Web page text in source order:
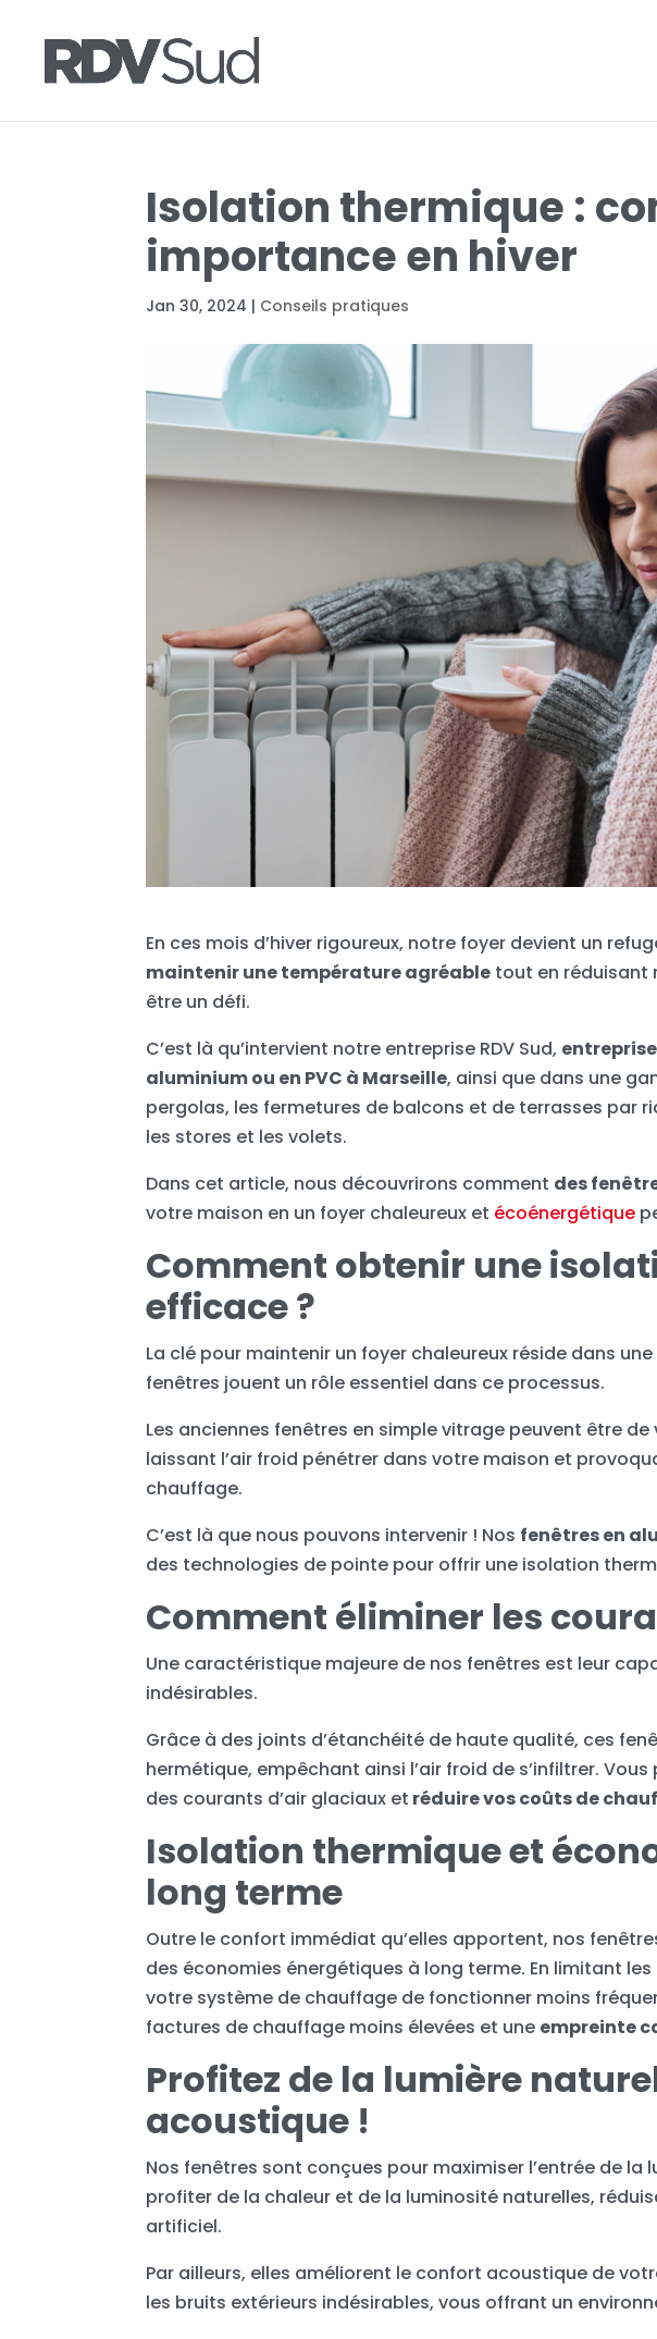
Isolation thermique :
importance en hiver
Jan 30, 2024 | Conseils pratiques
En ces mois d’hiver rigoureux, notre foyer devient un
maintenir une température agréable tout en réduisant
être un défi.
C’est là qu’intervient notre entreprise RDV Sud,
aluminium ou en PVC à Marseille, ainsi que dans une
pergolas, les fermetures de balcons et de terrasses par
les stores et les volets.
Dans cet article, nous découvrirons comment des
votre maison en un foyer chaleureux et écoénergétique
Comment obtenir une
efficace ?
La clé pour maintenir un foyer chaleureux réside dans
fenêtres jouent un rôle essentiel dans ce processus.
Les anciennes fenêtres en simple vitrage peuvent être
laissant l’air froid pénétrer dans votre maison et
chauffage.
C’est là que nous pouvons intervenir ! Nos fenêtres en
des technologies de pointe pour offrir une isolation
Comment éliminer les
Une caractéristique majeure de nos fenêtres est leur
indésirables.
Grâce à des joints d’étanchéité de haute qualité, ces
hermétique, empêchant ainsi l’air froid de s’infiltrer.
des courants d’air glaciaux et réduire vos coûts de
Isolation thermique et
long terme
Outre le confort immédiat qu’elles apportent, nos
des économies énergétiques à long terme. En limitant
votre système de chauffage de fonctionner moins
factures de chauffage moins élevées et une empreinte
Profitez de la lumière
acoustique !
Nos fenêtres sont conçues pour maximiser l’entrée de la
profiter de la chaleur et de la luminosité naturelles,
artificiel.
Par ailleurs, elles améliorent le confort acoustique de
les bruits extérieurs indésirables, vous offrant un